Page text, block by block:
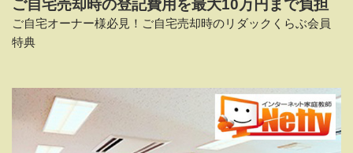
ご自宅売却時の登記費用を最大10万円まで負担
ご自宅オーナー様必見！ご自宅売却時のリダックくらぶ会員
特典